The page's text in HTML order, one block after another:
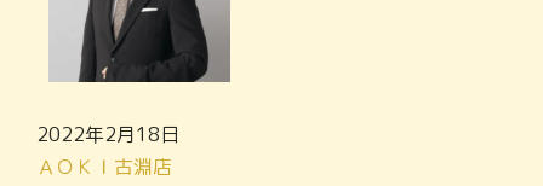
2022年2月18日
ＡＯＫＩ古淵店